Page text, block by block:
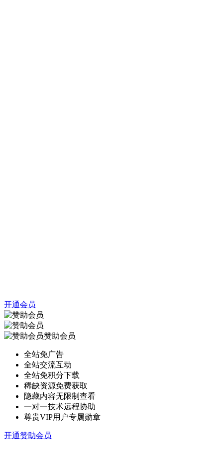
开通会员
赞助会员
全站免广告
全站交流互动
全站免积分下载
稀缺资源免费获取
隐藏内容无限制查看
一对一技术远程协助
尊贵VIP用户专属勋章
开通赞助会员